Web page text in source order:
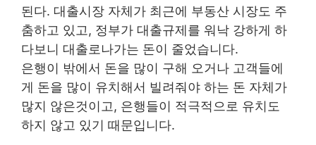
된다. 대출시장 자체가 최근에 부동산 시장도 주
춤하고 있고, 정부가 대출규제를 워낙 강하게 하
다보니 대출로나가는 돈이 줄었습니다.
은행이 밖에서 돈을 많이 구해 오거나 고객들에
게 돈을 많이 유치해서 빌려줘야 하는 돈 자체가
많지 않은것이고, 은행들이 적극적으로 유치도
하지 않고 있기 때문입니다.